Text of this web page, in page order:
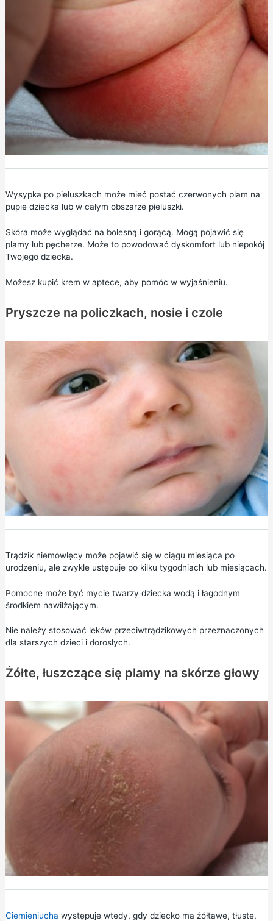
Wysypka po pieluszkach może mieć postać czerwonych plam na
pupie dziecka lub w całym obszarze pieluszki.
Skóra może wyglądać na bolesną i gorącą. Mogą pojawić się
plamy lub pęcherze. Może to powodować dyskomfort lub niepokój
Twojego dziecka.
Możesz kupić krem w aptece, aby pomóc w wyjaśnieniu.
Pryszcze na policzkach, nosie i czole
Trądzik niemowlęcy może pojawić się w ciągu miesiąca po
urodzeniu, ale zwykle ustępuje po kilku tygodniach lub miesiącach.
Pomocne może być mycie twarzy dziecka wodą i łagodnym
środkiem nawilżającym.
Nie należy stosować leków przeciwtrądzikowych przeznaczonych
dla starszych dzieci i dorosłych.
Żółte, łuszczące się plamy na skórze głowy
Ciemieniucha występuje wtedy, gdy dziecko ma żółtawe, tłuste,